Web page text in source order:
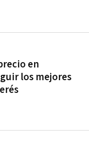
en
los mejores